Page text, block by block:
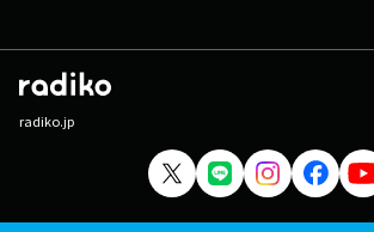
radiko.jp